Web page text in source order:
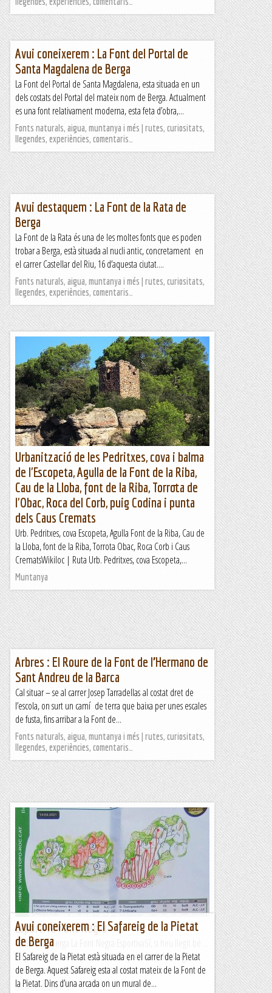
Avui coneixerem : La Font del Portal de
Santa Magdalena de Berga
La Font del Portal de Santa Magdalena, esta situada en un
dels costats del Portal del mateix nom de Berga. Actualment
es una font relativament moderna, esta feta d’obra,...
Fonts naturals, aigua, muntanya i més | rutes, curiositats,
llegendes, experiències, comentaris…
Avui destaquem : La Font de la Rata de
Berga
La Font de la Rata és una de les moltes fonts que es poden
trobar a Berga, està situada al nucli antic, concretament en
el carrer Castellar del Riu, 16 d’aquesta ciutat....
Fonts naturals, aigua, muntanya i més | rutes, curiositats,
llegendes, experiències, comentaris…
Urbanització de les Pedritxes, cova i balma
de l'Escopeta, Agulla de la Font de la Riba,
Cau de la Lloba, font de la Riba, Torrota de
l'Obac, Roca del Corb, puig Codina i punta
dels Caus Cremats
Urb. Pedritxes, cova Escopeta, Agulla Font de la Riba, Cau de
la Lloba, font de la Riba, Torrota Obac, Roca Corb i Caus
CrematsWikiloc | Ruta Urb. Pedritxes, cova Escopeta,...
Muntanya
Arbres : El Roure de la Font de l’Hermano de
Sant Andreu de la Barca
Cal situar – se al carrer Josep Tarradellas al costat dret de
l’escola, on surt un camí de terra que baixa per unes escales
de fusta, fins arribar a la Font de...
Fonts naturals, aigua, muntanya i més | rutes, curiositats,
llegendes, experiències, comentaris…
Esportiva Font Negra
06-09-2023 Berga La Font Negra EsportivaSí, si heu llegit bé ...
"Esportiva", no sé com a succeït i Jo ja em veia fent alguna
coseta per les alçades i de sobte el...
Blog del Guillem 2
Avui coneixerem : El Safareig de la Pietat
de Berga
El Safareig de la Pietat està situada en el carrer de la Pietat
de Berga. Aquest Safareig esta al costat mateix de la Font de
la Pietat. Dins d’una arcada on un mural de...